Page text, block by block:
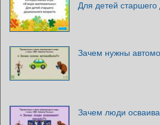
Для детей старшего
Зачем нужны
Зачем люди